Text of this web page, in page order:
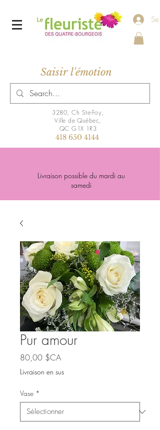
Saisir l'émotion
3280, Ch Ste-Foy,
Ville de Québec,
QC G1X 1R3
418 650 4144
Livraison possible du mardi au
samedi
Pur amour
80,00 $CAPrix
Livraison en sus
Vase *